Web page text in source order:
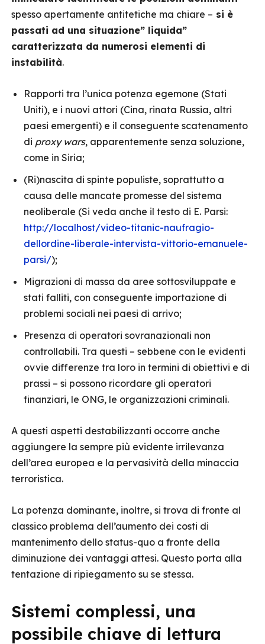
spesso apertamente antitetiche ma chiare – si è
passati ad una situazione” liquida”
caratterizzata da numerosi elementi di
instabilità.
Rapporti tra l’unica potenza egemone (Stati
Uniti), e i nuovi attori (Cina, rinata Russia, altri
paesi emergenti) e il conseguente scatenamento
di proxy wars, apparentemente senza soluzione,
come in Siria;
(Ri)nascita di spinte populiste, soprattutto a
causa delle mancate promesse del sistema
neoliberale (Si veda anche il testo di E. Parsi:
http://localhost/video-titanic-naufragio-
dellordine-liberale-intervista-vittorio-emanuele-
parsi/);
Migrazioni di massa da aree sottosviluppate e
stati falliti, con conseguente importazione di
problemi sociali nei paesi di arrivo;
Presenza di operatori sovranazionali non
controllabili. Tra questi – sebbene con le evidenti
ovvie differenze tra loro in termini di obiettivi e di
prassi – si possono ricordare gli operatori
finanziari, le ONG, le organizzazioni criminali.
A questi aspetti destabilizzanti occorre anche
aggiungere la sempre più evidente irrilevanza
dell’area europea e la pervasività della minaccia
terroristica.
La potenza dominante, inoltre, si trova di fronte al
classico problema dell’aumento dei costi di
mantenimento dello status-quo a fronte della
diminuzione dei vantaggi attesi. Questo porta alla
tentazione di ripiegamento su se stessa.
Sistemi complessi, una
possibile chiave di lettura